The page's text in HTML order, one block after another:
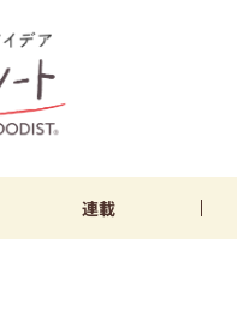
連載